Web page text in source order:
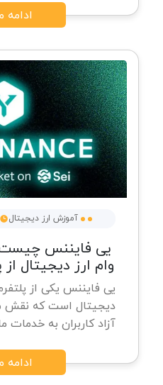
آموزش ارز دیجیتال
یی فایننس
وام ارز دیجیتال
یی فایننس یکی از
دیجیتال است که
آزاد کاربران به خدمات